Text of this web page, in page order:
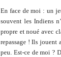
En face de moi : un
souvent les Indiens
propre et noué avec
repassage ! Ils jouent
peu. Est-ce de moi ?